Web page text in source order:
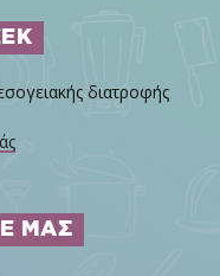
διατροφής
ΜΑΣ